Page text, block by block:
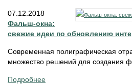
07.12.2018
Фальш-окна:
свежие идеи по обновлению
Современная полиграфическая
множество решений для создания
Подробнее